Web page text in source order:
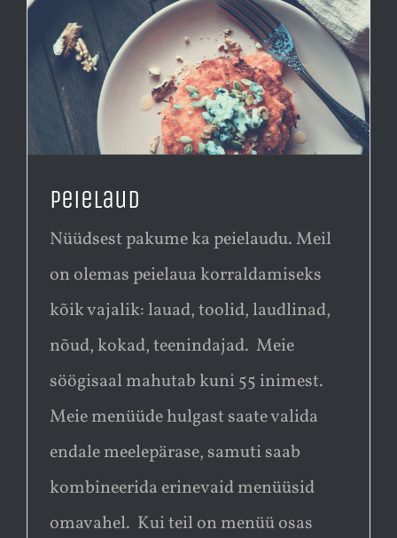
Peielaud
Nüüdsest pakume ka peielaudu. Meil
on olemas peielaua korraldamiseks
kõik vajalik: lauad, toolid, laudlinad,
nõud, kokad, teenindajad. Meie
söögisaal mahutab kuni 55 inimest.
Meie menüüde hulgast saate valida
endale meelepärase, samuti saab
kombineerida erinevaid menüüsid
omavahel. Kui teil on menüü osas